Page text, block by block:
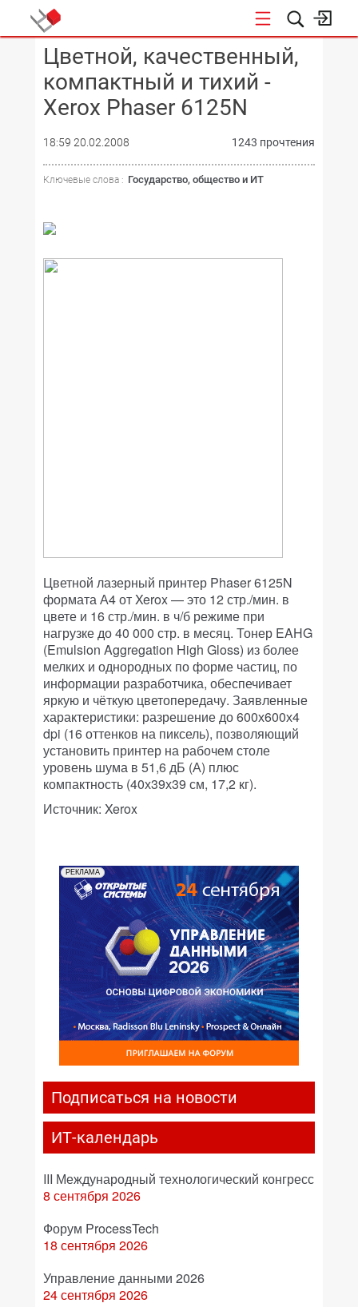
КОНФЕРЕНЦИИ
Цветной, качественный,
компактный и тихий -
Xerox Phaser 6125N
18:59 20.02.2008 1243 прочтения
Ключевые слова : Государство, общество и ИТ
Цветной лазерный принтер Phaser 6125N
формата А4 от Xerox — это 12 стр./мин. в
цвете и 16 стр./мин. в ч/б режиме при
нагрузке до 40 000 стр. в месяц. Тонер EAHG
(Emulsion Aggregation High Gloss) из более
мелких и однородных по форме частиц, по
информации разработчика, обеспечивает
яркую и чёткую цветопередачу. Заявленные
характеристики: разрешение до 600х600х4
dpi (16 оттенков на пиксель), позволяющий
установить принтер на рабочем столе
уровень шума в 51,6 дБ (А) плюс
компактность (40х39х39 см, 17,2 кг).
Источник: Xerox
РЕКЛАМА
Подписаться на новости
ИТ-календарь
III Международный технологический конгресс
8 сентября 2026
Форум ProcessTech
18 сентября 2026
Управление данными 2026
24 сентября 2026